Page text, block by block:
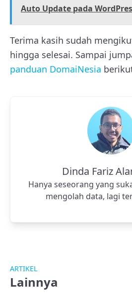
Auto Update pada
Terima kasih sudah
hingga selesai. Sampai
panduan DomaiNesia
Dinda Fariz
Hanya seseorang yang
mengolah data, lagi
ARTIKEL
Lainnya